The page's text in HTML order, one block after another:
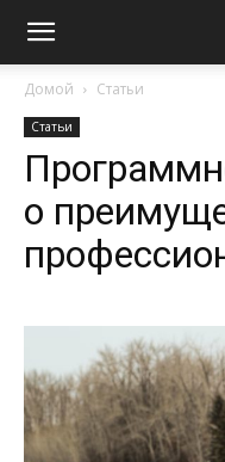
Домой Статьи
Статьи
о